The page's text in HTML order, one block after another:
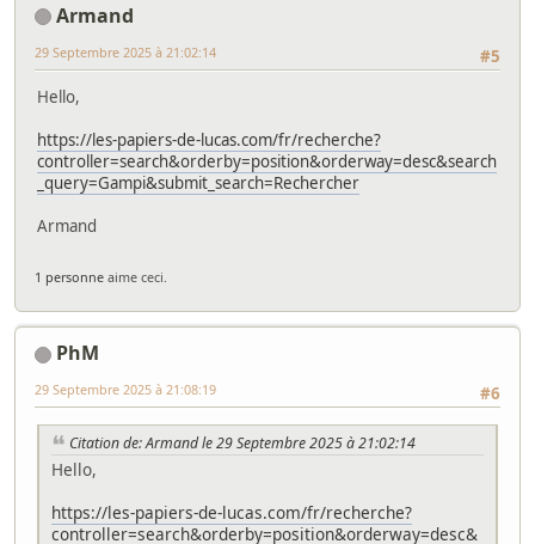
Armand
#5
29 Septembre 2025 à 21:02:14
Hello,
https://les-papiers-de-lucas.com/fr/recherche?
controller=search&orderby=position&orderway=desc&search
_query=Gampi&submit_search=Rechercher
Armand
1 personne aime ceci.
PhM
#6
29 Septembre 2025 à 21:08:19
Citation de: Armand le 29 Septembre 2025 à 21:02:14
Hello,
https://les-papiers-de-lucas.com/fr/recherche?
controller=search&orderby=position&orderway=desc&